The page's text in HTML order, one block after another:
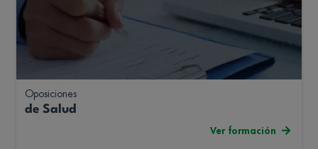
Oposiciones
de Salud
Ver formación